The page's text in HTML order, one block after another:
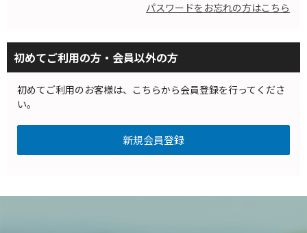
パスワードをお忘れの方はこちら
初めてご利用の方・会員以外の方
初めてご利用のお客様は、こちらから会員登録を行ってくださ
い。